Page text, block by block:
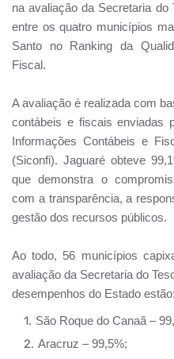
na avaliação da Secretaria do
entre os quatro municípios
Santo no Ranking da
Fiscal.
A avaliação é realizada com
contábeis e fiscais enviadas
Informações Contábeis e
(Siconfi). Jaguaré obteve
que demonstra o
com a transparência, a
gestão dos recursos públicos.
Ao todo, 56 municípios
avaliação da Secretaria do
desempenhos do Estado estão:
São Roque do Canaã –
Aracruz – 99,5%;